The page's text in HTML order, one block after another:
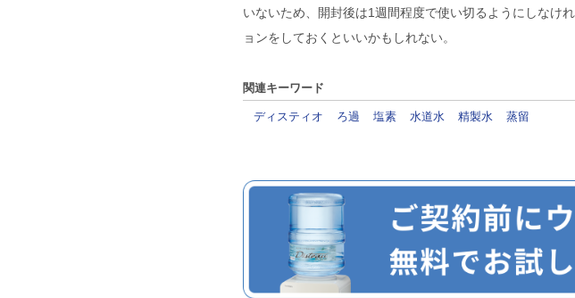
いないため、開封後は1週間程度で使い切るようにしなけ
ョンをしておくといいかもしれない。
関連キーワード
ディスティオ ろ過 塩素 水道水 精製水 蒸留